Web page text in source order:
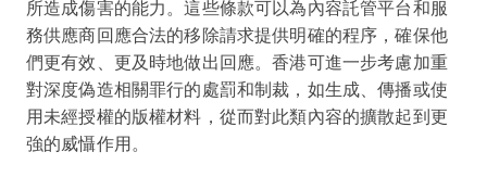
所造成傷害的能力。這些條款可以為內容託管平台和服
務供應商回應合法的移除請求提供明確的程序，確保他
們更有效、更及時地做出回應。香港可進一步考慮加重
對深度偽造相關罪行的處罰和制裁，如生成、傳播或使
用未經授權的版權材料，從而對此類內容的擴散起到更
強的威懾作用。